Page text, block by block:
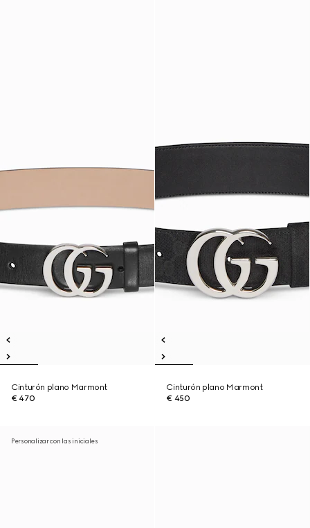
Cinturón plano Marmont
€ 470
Cinturón plano Marmont
€ 450
Personalizar con las iniciales